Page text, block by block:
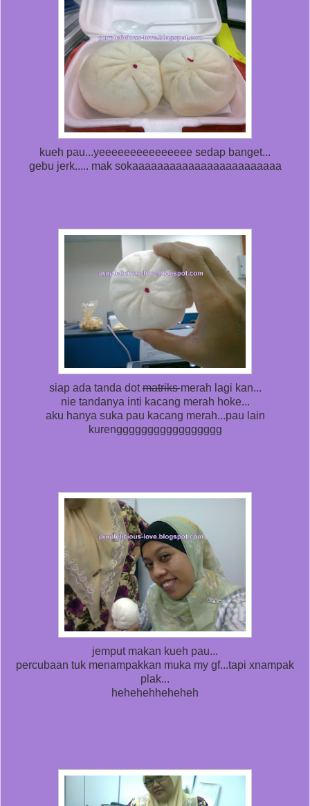
kueh pau...yeeeeeeeeeeeeeee sedap banget...
gebu jerk..... mak sokaaaaaaaaaaaaaaaaaaaaaaaa
siap ada tanda dotmatriksmerah lagi kan...
nie tandanya inti kacang merah hoke...
aku hanya suka pau kacang merah...pau lain
kurenggggggggggggggggg
jemput makan kueh pau...
percubaan tuk menampakkan muka my gf...tapi xnampak
plak...
hehehehheheheh